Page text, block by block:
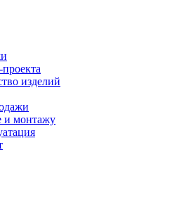
изделий
и монтажу